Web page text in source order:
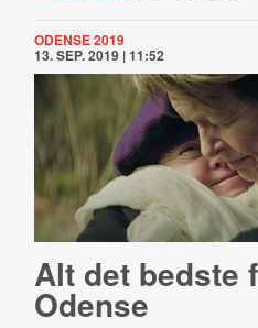
ODENSE 2019
13. SEP. 2019 | 11:52
Alt det bedste
Odense